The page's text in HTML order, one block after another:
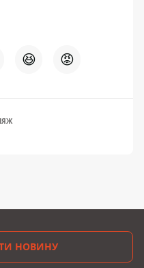
😆 😡
НОВИНУ